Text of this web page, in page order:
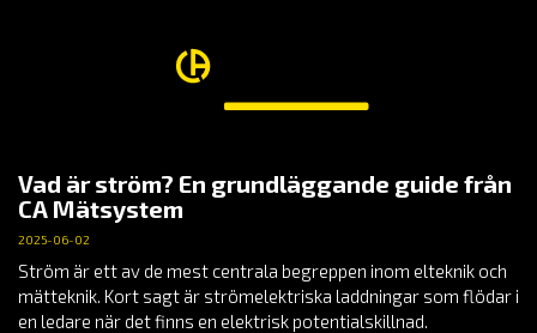
Vad är ström? En grundläggande guide från
CA Mätsystem
2025-06-02
Ström är ett av de mest centrala begreppen inom elteknik och
mätteknik. Kort sagt är strömelektriska laddningar som flödar i
en ledare när det finns en elektrisk potentialskillnad.